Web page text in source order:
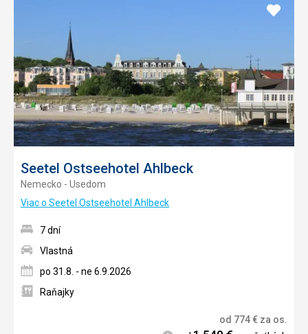
Seetel Ostseehotel Ahlbeck
Nemecko - Usedom
Viac o Seetel Ostseehotel Ahlbeck
Pridať
7 dní
Vlastná
po 31.8. - ne 6.9.2026
Raňajky
od 774€ za os.